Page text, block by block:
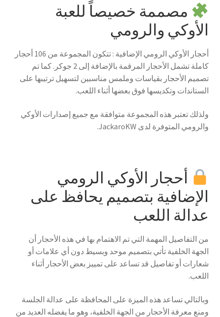
مصممة خصيصاً للعبة
الأوكي والرومي
أحجار الأوكي الرومي الإضافية : تتكون المجموعة من 106 أحجار
كاملة تشمل الأحجار المرقمة بالإضافة إلى 2 جوكر. كما تم
تصميم الأحجار بقياسات وملمس مناسبين لتسهيل ترتيبها على
الستاندات وتكديسها فوق بعضها أثناء اللعب.
ولذلك تعتبر هذه المجموعة متوافقة مع جميع إصدارات الأوكي
والرومي المتوفرة لدى JackaroKW.
أحجار الأوكي الرومي
الإضافية بتصميم يحافظ على
عدالة اللعب
من التفاصيل المهمة التي تم الاهتمام بها في هذه الأحجار أن
الجهة الخلفية تأتي بتصميم موحد وبسيط دون أي علامات أو
شعارات أو تفاصيل قد تساعد على تمييز بعض الأحجار أثناء
اللعب.
وبالتالي تساعد هذه الميزة على المحافظة على عدالة الجلسة
ومنع معرفة الأحجار من الجهة الخلفية، وهو ما يفضله العديد من